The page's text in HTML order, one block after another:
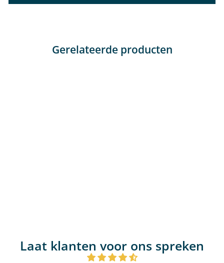
Gerelateerde producten
Laat klanten voor ons spreken